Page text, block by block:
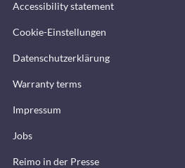
Accessibility statement
Cookie-Einstellungen
Datenschutzerklärung
Warranty terms
Impressum
Jobs
Reimo in der Presse